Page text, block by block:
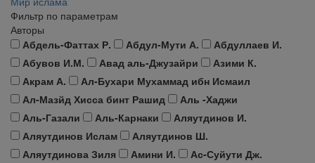
Фильтр по параметрам
Авторы
Абдель-Фаттах Р.
Абдул-Мути А.
Абдуллаев И.
Абувов И.М.
Авад аль-Джузайри
Азими К.
Акрам А.
Ал-Бухари Мухаммад ибн Исмаил
Ал-Мазйд Хисса бинт Рашид
Аль -Хаджи
Аль-Газали
Аль-Карнаки
Аляутдинов И.
Аляутдинов Ислам
Аляутдинов Ш.
Аляутдинова Зиля
Амини И.
Ас-Суйути Дж.